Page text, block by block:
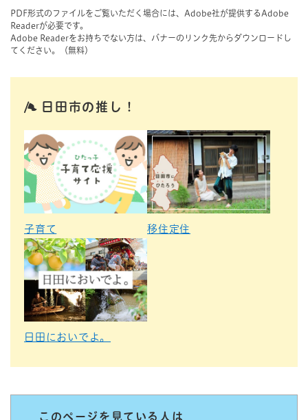
PDF形式のファイルをご覧いただく場合には、Adobe社が提供するAdobe
Readerが必要です。
Adobe Readerをお持ちでない方は、バナーのリンク先からダウンロードし
てください。（無料）
日田市の推し！
子育て 移住定住
日田においでよ。
このページを見ている人は